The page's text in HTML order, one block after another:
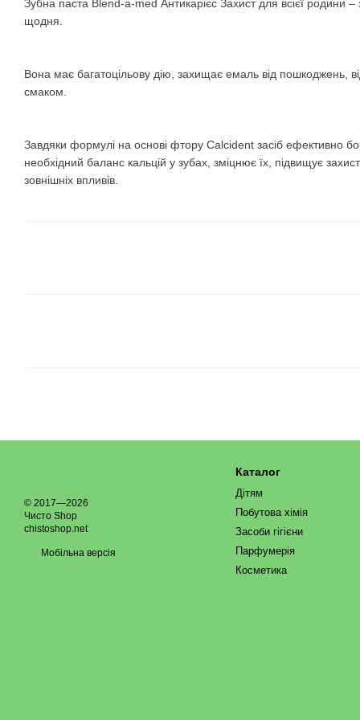
Зубна паста Blend-a-med Антикарієс Захист для всієї родини –
щодня.
Вона має багатоцільову дію, захищає емаль від пошкоджень,
смаком.
Завдяки формулі на основі фтору Calcident засіб ефективно
необхідний баланс кальцій у зубах, зміцнює їх, підвищує захист
зовнішніх впливів.
© 2017—2026
Чисто Shop
chistoshop.net
Мобільна версія
Каталог
Дітям
Побутова хімія
Засоби гігієни
Парфумерія
Косметика